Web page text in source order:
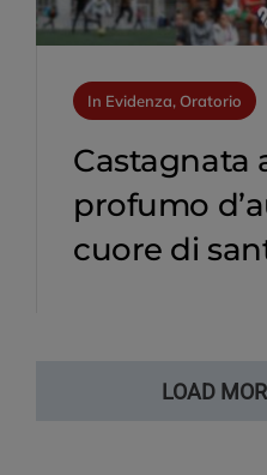
In Evidenza, Oratorio
Castagnata
profumo
cuore di
LOAD